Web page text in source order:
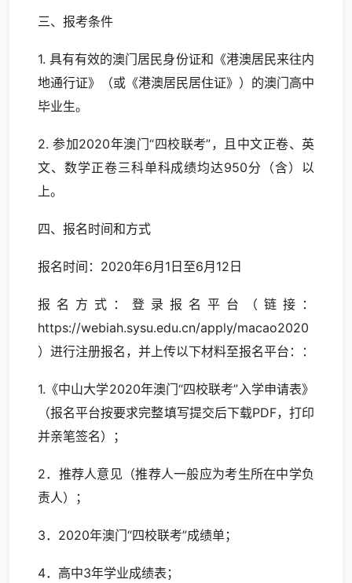
三、报考条件
1. 具有有效的澳门居民身份证和《港澳居民来往内
地通行证》（或《港澳居民居住证》）的澳门高中
毕业生。
2. 参加2020年澳门“四校联考”，且中文正卷、英
文、数学正卷三科单科成绩均达950分（含）以
上。
四、报名时间和方式
报名时间：2020年6月1日至6月12日
报名方式：登录报名平台（链接：
https://webiah.sysu.edu.cn/apply/macao2020
）进行注册报名，并上传以下材料至报名平台：：
1.《中山大学2020年澳门“四校联考”入学申请表》
（报名平台按要求完整填写提交后下载PDF，打印
并亲笔签名）；
2．推荐人意见（推荐人一般应为考生所在中学负
责人）；
3．2020年澳门“四校联考”成绩单；
4．高中3年学业成绩表；